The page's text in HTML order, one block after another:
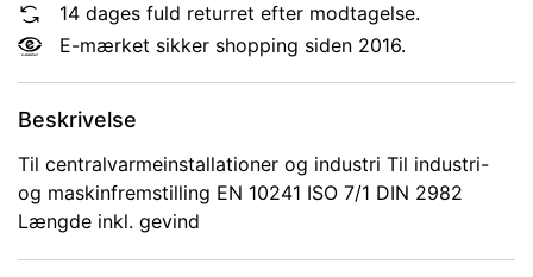
14 dages fuld returret efter modtagelse.
E-mærket sikker shopping siden 2016.
Beskrivelse
Til centralvarmeinstallationer og industri Til industri-
og maskinfremstilling EN 10241 ISO 7/1 DIN 2982
Længde inkl. gevind